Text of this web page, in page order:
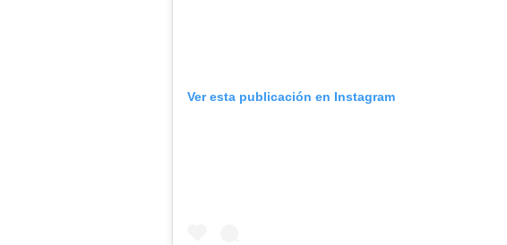
Ver esta publicación en Instagram